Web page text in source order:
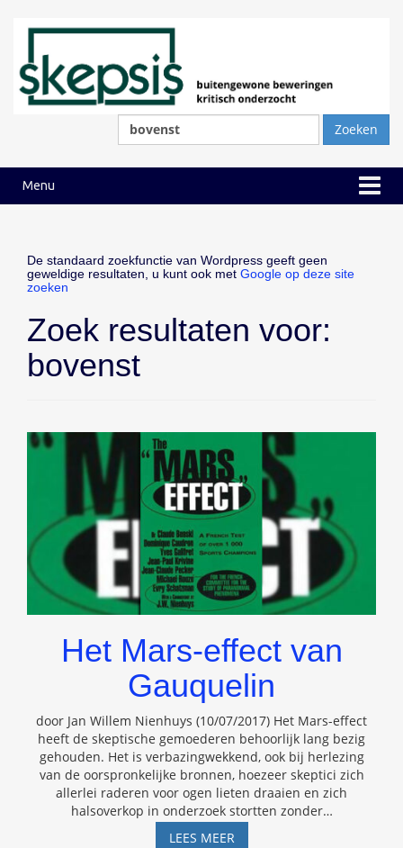
Zoeken
naar:
Menu
De standaard zoekfunctie van Wordpress geeft geen
geweldige resultaten, u kunt ook met Google op deze site
zoeken
Zoek resultaten voor:
bovenst
Het Mars-effect van
Gauquelin
door Jan Willem Nienhuys (10/07/2017) Het Mars-effect
heeft de skeptische gemoederen behoorlijk lang bezig
gehouden. Het is verbazingwekkend, ook bij herlezing
van de oorspronkelijke bronnen, hoezeer skeptici zich
allerlei raderen voor ogen lieten draaien en zich
halsoverkop in onderzoek stortten zonder…
LEES MEERHET